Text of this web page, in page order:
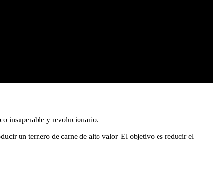
insuperable y revolucionario.
un ternero de carne de alto valor. El objetivo es reducir el